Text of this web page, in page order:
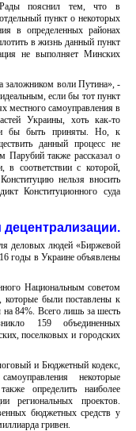
пояснил тем, что в
пункт о некоторых
в определенных районах
в жизнь данный пункт
не выполняет Минских
заложником воли Путина», -
если бы тот пункт
местного самоуправления в
Украины, хоть как-то
бы быть приняты. Но, к
данный процесс не
Парубий также рассказал о
в соответствии с которой,
нельзя вносить
Конституционного суда
децентрализации.
деловых людей «Биржевой
годы в Украине объявлены
Национальным советом
которые были поставлены к
84%. Всего лишь за шесть
159 объединенных
поселковых и городских
и Бюджетный кодекс,
некоторые
определить наиболее
региональных проектов.
бюджетных средств у
гривен.